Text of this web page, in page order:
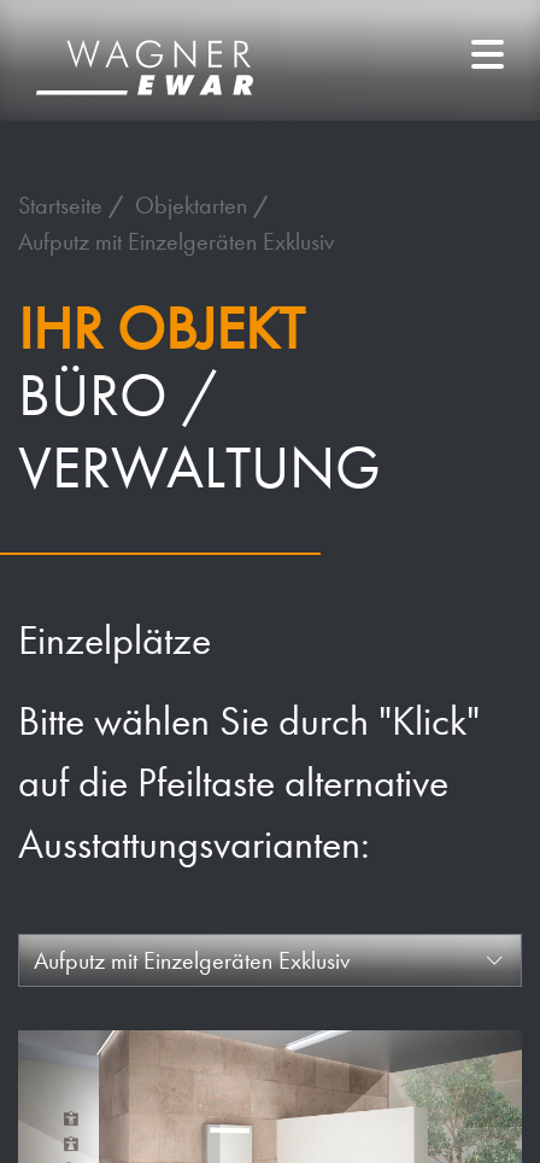
Startseite
Objektarten
Aufputz mit Einzelgeräten Exklusiv
IHR OBJEKT
BÜRO /
VERWALTUNG
Einzelplätze
Bitte wählen Sie durch "Klick"
auf die Pfeiltaste alternative
Ausstattungsvarianten:
Aufputz mit Einzelgeräten Exklusiv